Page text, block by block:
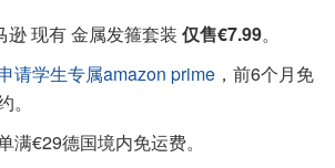
逊 现有 金属发箍套装 仅售€7.99。
请学生专属amazon prime ，前6个月免
满€29德国境内免运费。